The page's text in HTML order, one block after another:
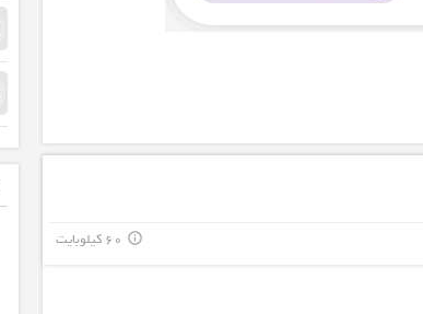
60 کیلوبایت info_outline